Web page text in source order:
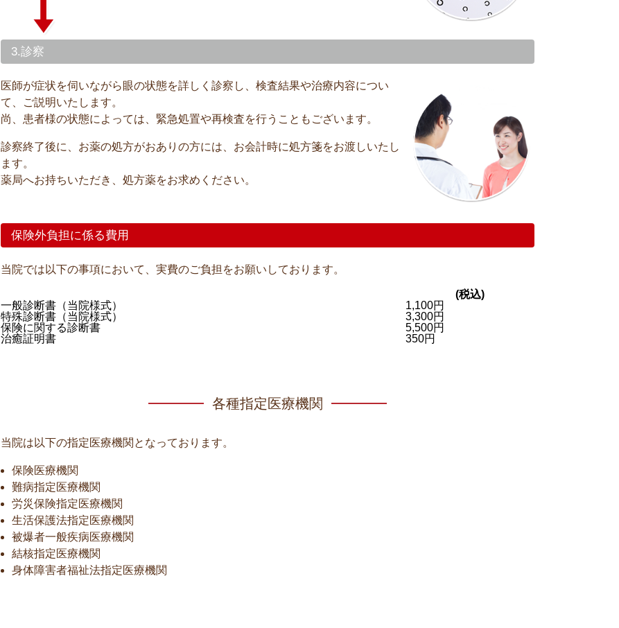
3.診察
医師が症状を伺いながら眼の状態を詳しく診察し、検査結果や治療内容につい
て、ご説明いたします。
尚、患者様の状態によっては、緊急処置や再検査を行うこともございます。
診察終了後に、お薬の処方がおありの方には、お会計時に処方箋をお渡しいたし
ます。
薬局へお持ちいただき、処方薬をお求めください。
保険外負担に係る費用
当院では以下の事項において、実費のご負担をお願いしております。
(税込)
一般診断書（当院様式）
1,100円
特殊診断書（当院様式）
3,300円
保険に関する診断書
5,500円
治癒証明書
350円
各種指定医療機関
当院は以下の指定医療機関となっております。
保険医療機関
難病指定医療機関
労災保険指定医療機関
生活保護法指定医療機関
被爆者一般疾病医療機関
結核指定医療機関
身体障害者福祉法指定医療機関